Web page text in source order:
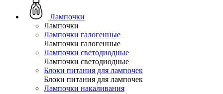
Лампочки
Лампочки
Лампочки галогенные
Лампочки галогенные
Лампочки светодиодные
Лампочки светодиодные
Блоки питания для лампочек
Блоки питания для лампочек
Лампочки накаливания